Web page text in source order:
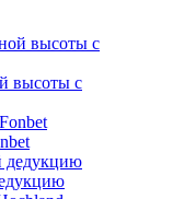
высоты с